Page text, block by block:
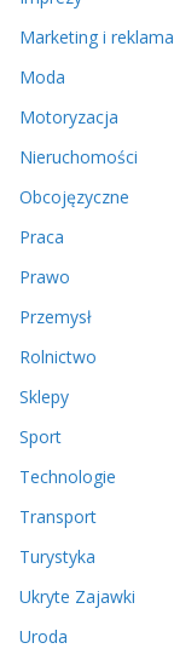
Marketing i reklama
Moda
Motoryzacja
Nieruchomości
Obcojęzyczne
Praca
Prawo
Przemysł
Rolnictwo
Sklepy
Sport
Technologie
Transport
Turystyka
Ukryte Zajawki
Uroda